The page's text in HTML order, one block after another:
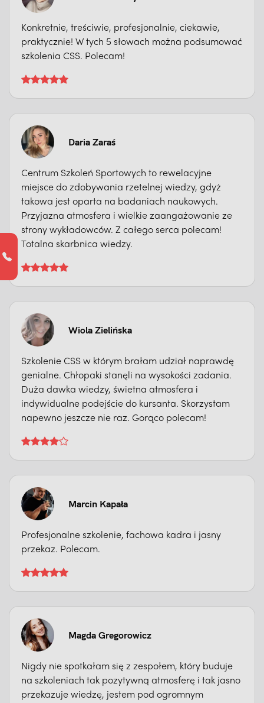
Konkretnie, treściwie, profesjonalnie, ciekawie,
praktycznie! W tych 5 słowach można podsumować
szkolenia CSS. Polecam!
Daria Zaraś
Centrum Szkoleń Sportowych to rewelacyjne
miejsce do zdobywania rzetelnej wiedzy, gdyż
takowa jest oparta na badaniach naukowych.
Przyjazna atmosfera i wielkie zaangażowanie ze
strony wykładowców. Z całego serca polecam!
Totalna skarbnica wiedzy.
Wiola Zielińska
Szkolenie CSS w którym brałam udział naprawdę
genialne. Chłopaki stanęli na wysokości zadania.
Duża dawka wiedzy, świetna atmosfera i
indywidualne podejście do kursanta. Skorzystam
napewno jeszcze nie raz. Gorąco polecam!
Marcin Kapała
Profesjonalne szkolenie, fachowa kadra i jasny
przekaz. Polecam.
Magda Gregorowicz
Nigdy nie spotkałam się z zespołem, który buduje
na szkoleniach tak pozytywną atmosferę i tak jasno
przekazuje wiedzę, jestem pod ogromnym